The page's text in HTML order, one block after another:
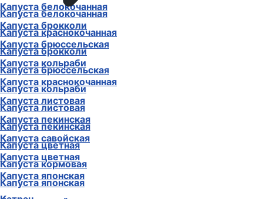
Капуста белокочанная
Капуста брокколи
Капуста брюссельская
Капуста кольраби
Капуста краснокочанная
Капуста листовая
Капуста пекинская
Капуста савойская
Капуста цветная
Капуста японская
Капуста белокочанная
Капуста краснокочанная
Капуста брокколи
Капуста брюссельская
Капуста кольраби
Капуста листовая
Капуста пекинская
Капуста цветная
Капуста кормовая
Капуста японская